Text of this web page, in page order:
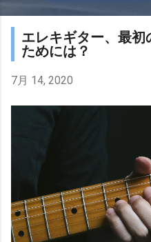
エレキギター、最
ためには？
7月 14, 2020